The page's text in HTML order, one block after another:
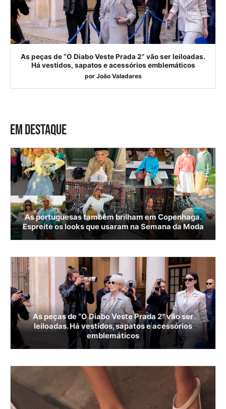
As peças de “O Diabo Veste Prada 2” vão ser leiloadas.
Há vestidos, sapatos e acessórios emblemáticos
por João Valadares
EM DESTAQUE
As portuguesas também brilham em Copenhaga.
Espreite os looks que usaram na Semana da Moda
As peças de “O Diabo Veste Prada 2” vão ser
leiloadas. Há vestidos, sapatos e acessórios
emblemáticos